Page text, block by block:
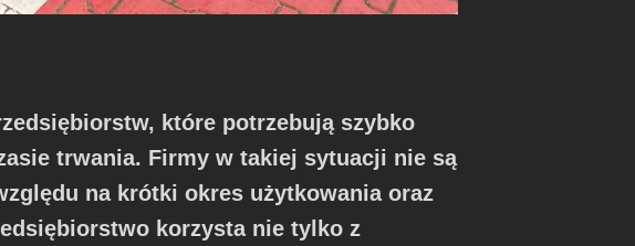
które potrzebują szybko
trwania. Firmy w takiej sytuacji nie są
na krótki okres użytkowania oraz
korzysta nie tylko z